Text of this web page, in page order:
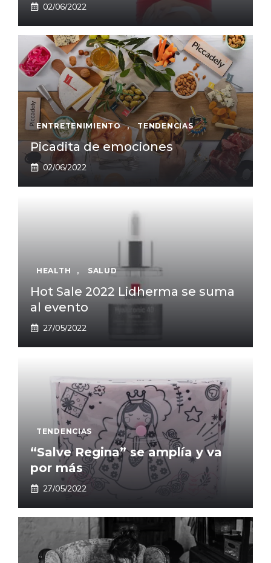
02/06/2022
ENTRETENIMIENTO , TENDENCIAS
Picadita de emociones
02/06/2022
HEALTH , SALUD
Hot Sale 2022 Lidherma se suma
al evento
27/05/2022
TENDENCIAS
“Salve Regina” se amplía y va
por más
27/05/2022